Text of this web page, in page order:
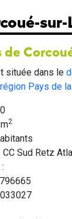
sur-
située dans le
région Pays de
2
CC Sud Retz
: